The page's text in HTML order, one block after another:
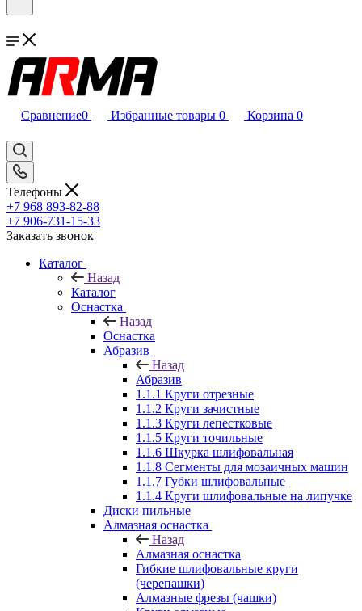
Сравнение0 Избранные товары 0 Корзина 0
Телефоны
+7 968 893-82-88
+7 906-731-15-33
Заказать звонок
Каталог
Назад
Каталог
Оснастка
Назад
Оснастка
Абразив
Назад
Абразив
1.1.1 Круги отрезные
1.1.2 Круги зачистные
1.1.3 Круги лепестковые
1.1.5 Круги точильные
1.1.6 Шкурка шлифовальная
1.1.8 Сегменты для мозаичных машин
1.1.7 Губки шлифовальные
1.1.4 Круги шлифовальные на липучке
Диски пильные
Алмазная оснастка
Назад
Алмазная оснастка
Гибкие шлифовальные круги
(черепашки)
Алмазные фрезы (чашки)